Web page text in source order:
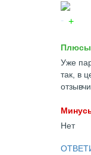
Плюсы
Уже
так, в
Нет